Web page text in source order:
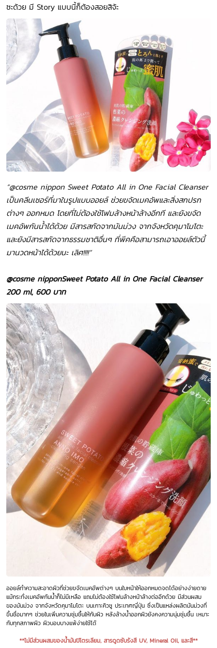
ซะด้วย มี Story แบบนี้ก็ต้องสอยสิจ้ะ
“@cosme nippon Sweet Potato All in One Facial Cleanser
เป็นคลีนเซอร์ที่มาในรูปแบบออยล์ ช่วยขจัดเมคอัพและสิ่งสกปรก
ต่างๆ ออกหมด โดยที่ไม่ต้องใช้โฟมล้างหน้าล้างอีกที และยังขจัด
เมคอัพกันน้ำได้ด้วย มีสารสกัดจากมันม่วง จากจังหวัดคุมาโมโตะ
และยังมีสารสกัดจากธรรมชาติอื่นๆ ที่พีคคือสามารถเอาออยล์ตัวนี้
มานวดหน้าได้ด้วยนะ เลิศ!!!!”
@cosme nipponSweet Potato All in One Facial Cleanser
200 ml, 600 บาท
ออยล์ทำความสะอาดผิวที่ช่วยขจัดเมคอัพต่างๆ บนใบหน้าให้ออกหมดจดได้อย่างง่ายดาย
แม้กระทั่งเมคอัพกันน้ำก็ไม่มีเหลือ แถมไม่ต้องใช้โฟมล้างหน้าล้างต่ออีกด้วย มีส่วนผสม
ของมันม่วง จากจังหวัดคุมาโมโตะ บนเกาะคิวชู ประเทศญี่ปุ่น ซึ่งเป็นแหล่งผลิตมันม่วงที่
ขึ้นชื่อมากๆ ช่วยในเพิ่มความชุ่มชื้นให้กับผิว หลังล้างน้ำออกผิวยังคงความนุ่มชุ่มชื้น เหมาะ
กับทุกสภาพผิว ผิวบอบบางแพ้ง่ายใช้ได้
**ไม่มีส่วนผสมของน้ำมันปิโตรเลียม, สารดูดซับรังสี UV, Mineral Oil, และสี**